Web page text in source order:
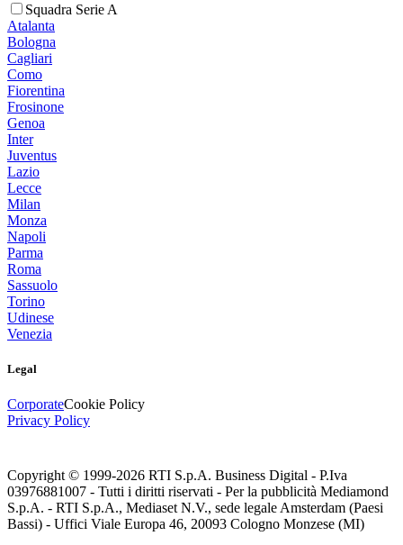
Squadra Serie A
Atalanta
Bologna
Cagliari
Como
Fiorentina
Frosinone
Genoa
Inter
Juventus
Lazio
Lecce
Milan
Monza
Napoli
Parma
Roma
Sassuolo
Torino
Udinese
Venezia
Legal
CorporateCookie Policy
Privacy Policy
Copyright © 1999-2026 RTI S.p.A. Business Digital - P.Iva
03976881007 - Tutti i diritti riservati - Per la pubblicità Mediamond
S.p.A. - RTI S.p.A., Mediaset N.V., sede legale Amsterdam (Paesi
Bassi) - Uffici Viale Europa 46, 20093 Cologno Monzese (MI)